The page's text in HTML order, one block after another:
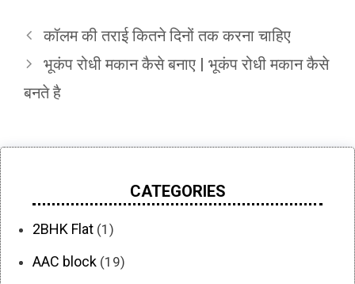
कॉलम की तराई कितने दिनों तक करना चाहिए
भूकंप रोधी मकान कैसे बनाए | भूकंप रोधी मकान कैसे
बनते है
CATEGORIES
2BHK Flat (1)
AAC block (19)